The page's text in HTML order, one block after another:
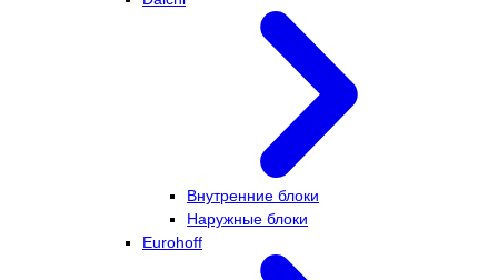
Внутренние блоки
Наружные блоки
Eurohoff